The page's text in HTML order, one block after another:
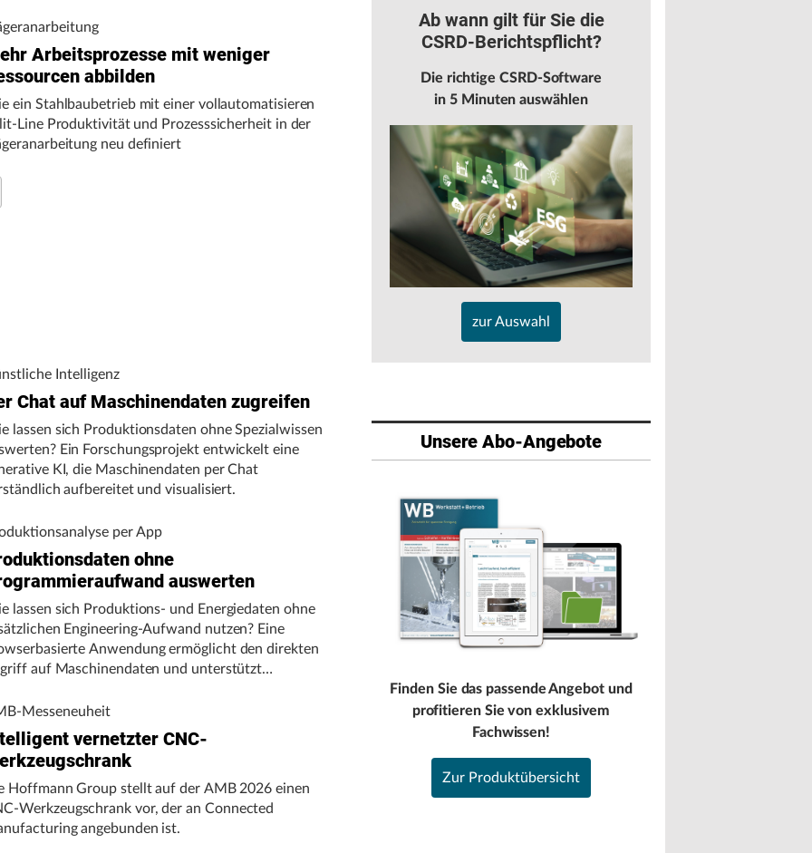
Arbeitsprozesse mit weniger
abbilden
ein Stahlbaubetrieb mit einer vollautomatisieren
Line Produktivität und Prozesssicherheit in der
neu definiert
Intelligenz
Chat auf Maschinendaten zugreifen
lassen sich Produktionsdaten ohne Spezialwissen
Ein Forschungsprojekt entwickelt eine
KI, die Maschinendaten per Chat
aufbereitet und visualisiert.
per App
ohne
auswerten
lassen sich Produktions- und Energiedaten ohne
Engineering-Aufwand nutzen? Eine
Anwendung ermöglicht den direkten
auf Maschinendaten und unterstützt
Stillständen und Energieverbrauch.
Messeneuheit
vernetzter CNC-
Hoffmann Group stellt auf der AMB 2026 einen
Werkzeugschrank vor, der an Connected
angebunden ist.
Ab wann gilt für Sie die
CSRD-Berichtspflicht?
Die richtige CSRD-Software
in 5 Minuten auswählen
zur Auswahl
Unsere Abo-Angebote
Finden Sie das passende Angebot und
profitieren Sie von exklusivem
Fachwissen!
Zur Produktübersicht